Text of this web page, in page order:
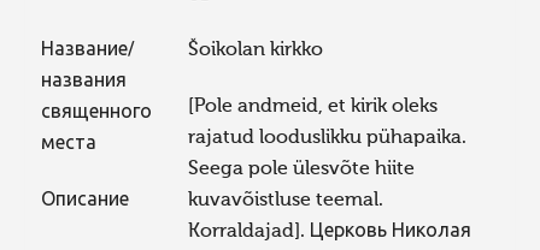
Название/
названия
священного
места
Šoikolan kirkko
Описание
[Pole andmeid, et kirik oleks
rajatud looduslikku pühapaika.
Seega pole ülesvõte hiite
kuvavõistluse teemal.
Korraldajad]. Церковь Николая